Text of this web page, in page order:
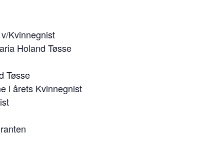
Kvinnegnist
Holand Tøsse
Tøsse
i årets Kvinnegnist